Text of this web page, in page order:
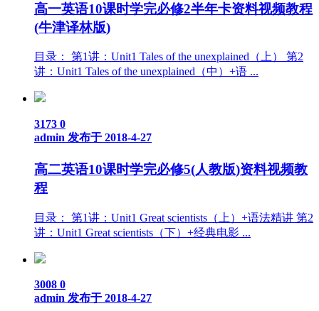
高一英语10课时学完必修2半年卡资料视频教程
(牛津译林版)
目录： 第1讲：Unit1 Tales of the unexplained（上） 第2
讲：Unit1 Tales of the unexplained（中）+语 ...
3173 0
admin 发布于 2018-4-27
高二英语10课时学完必修5(人教版)资料视频教
程
目录： 第1讲：Unit1 Great scientists（上）+语法精讲 第2
讲：Unit1 Great scientists（下）+经典电影 ...
3008 0
admin 发布于 2018-4-27